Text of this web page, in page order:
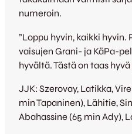
numeroin.
”Loppu hyvin, kaikki
vaisujen Grani- ja KäPa-
hyvältä. Tästä on taas
JJK: Szerovay, Latikka,
min Tapaninen), Lähitie,
Abahassine (65 min Ady),